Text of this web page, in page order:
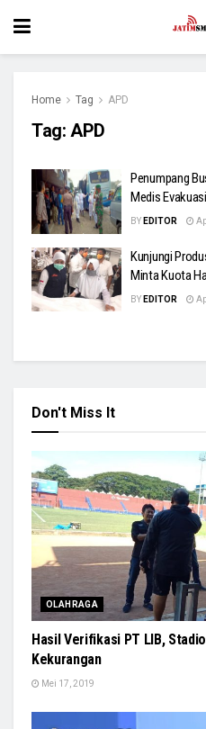
Home Tag APD
Tag: APD
Penumpang
Medis
BY EDITOR
Kunjungi
Minta Kuota
BY EDITOR
Don't Miss It
OLAHRAGA
Hasil Verifikasi PT LIB,
Kekurangan
Mei 17, 2019